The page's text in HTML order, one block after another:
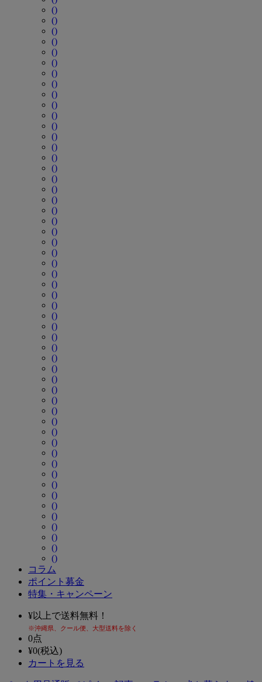
()
()
()
()
()
()
()
()
()
()
()
()
()
()
()
()
()
()
()
()
()
()
()
()
()
()
()
()
()
()
()
()
()
()
()
()
()
()
()
()
()
()
()
()
()
()
()
()
()
()
()
()
()
コラム
ポイント募金
特集・キャンペーン
¥以上で送料無料！
※沖縄県、クール便、大型送料を除く
0点
¥0(税込)
カートを見る